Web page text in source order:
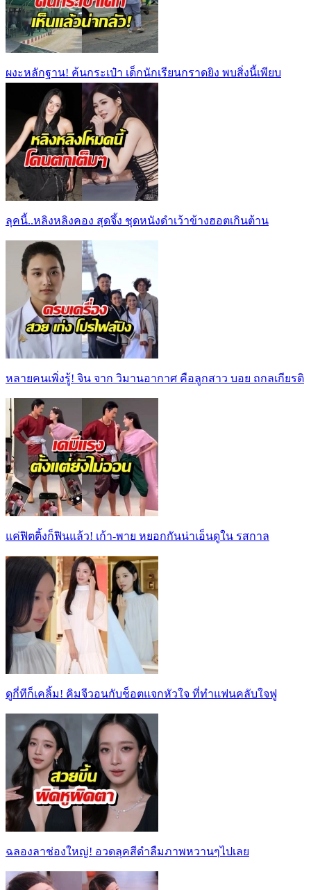
ผงะหลักฐาน! ค้นกระเป๋า เด็กนักเรียนกราดยิง พบสิ่งนี้เพียบ
ลุคนี้..หลิงหลิงคอง สุดจึ้ง ชุดหนังดำเว้าข้างฮอตเกินต้าน
หลายคนเพิ่งรู้! จิน จาก วิมานอากาศ คือลูกสาว บอย ถกลเกียรติ
แค่ฟิตติ้งก็ฟินแล้ว! เก้า-พาย หยอกกันน่าเอ็นดูใน รสกาล
ดูกี่ทีก็เคลิ้ม! คิมจีวอนกับช็อตแจกหัวใจ ที่ทำแฟนคลับใจฟู
ฉลองลาช่องใหญ่! อวดลุคสีดำลืมภาพหวานๆไปเลย